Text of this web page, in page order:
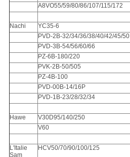
A8VO55/59/80/86/107/115/172
Nachi
YC35-6
PVD-2B-32/34/36/38/40/42/45/50
PVD-3B-54/56/60/66
PZ-6B-180/220
PVK-2B-50/505
PZ-4B-100
PVD-00B-14/16P
PVD-1B-23/28/32/34
Hawe
V30D95/140/250
V60
L'Italie
Sam
HCV50/70/90/100/125